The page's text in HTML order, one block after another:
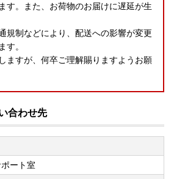
す。また、お荷物のお届けに遅延が生
規制などにより、配送への影響が変更
す。
ますが、何卒ご理解賜りますようお願
発送について】
～令和8年8月16日（日）まで全ての
します。
合わせ先
ート室